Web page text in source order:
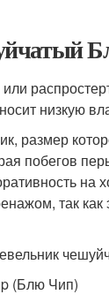
низкую
размер
побегов
так
(Блю Чип)